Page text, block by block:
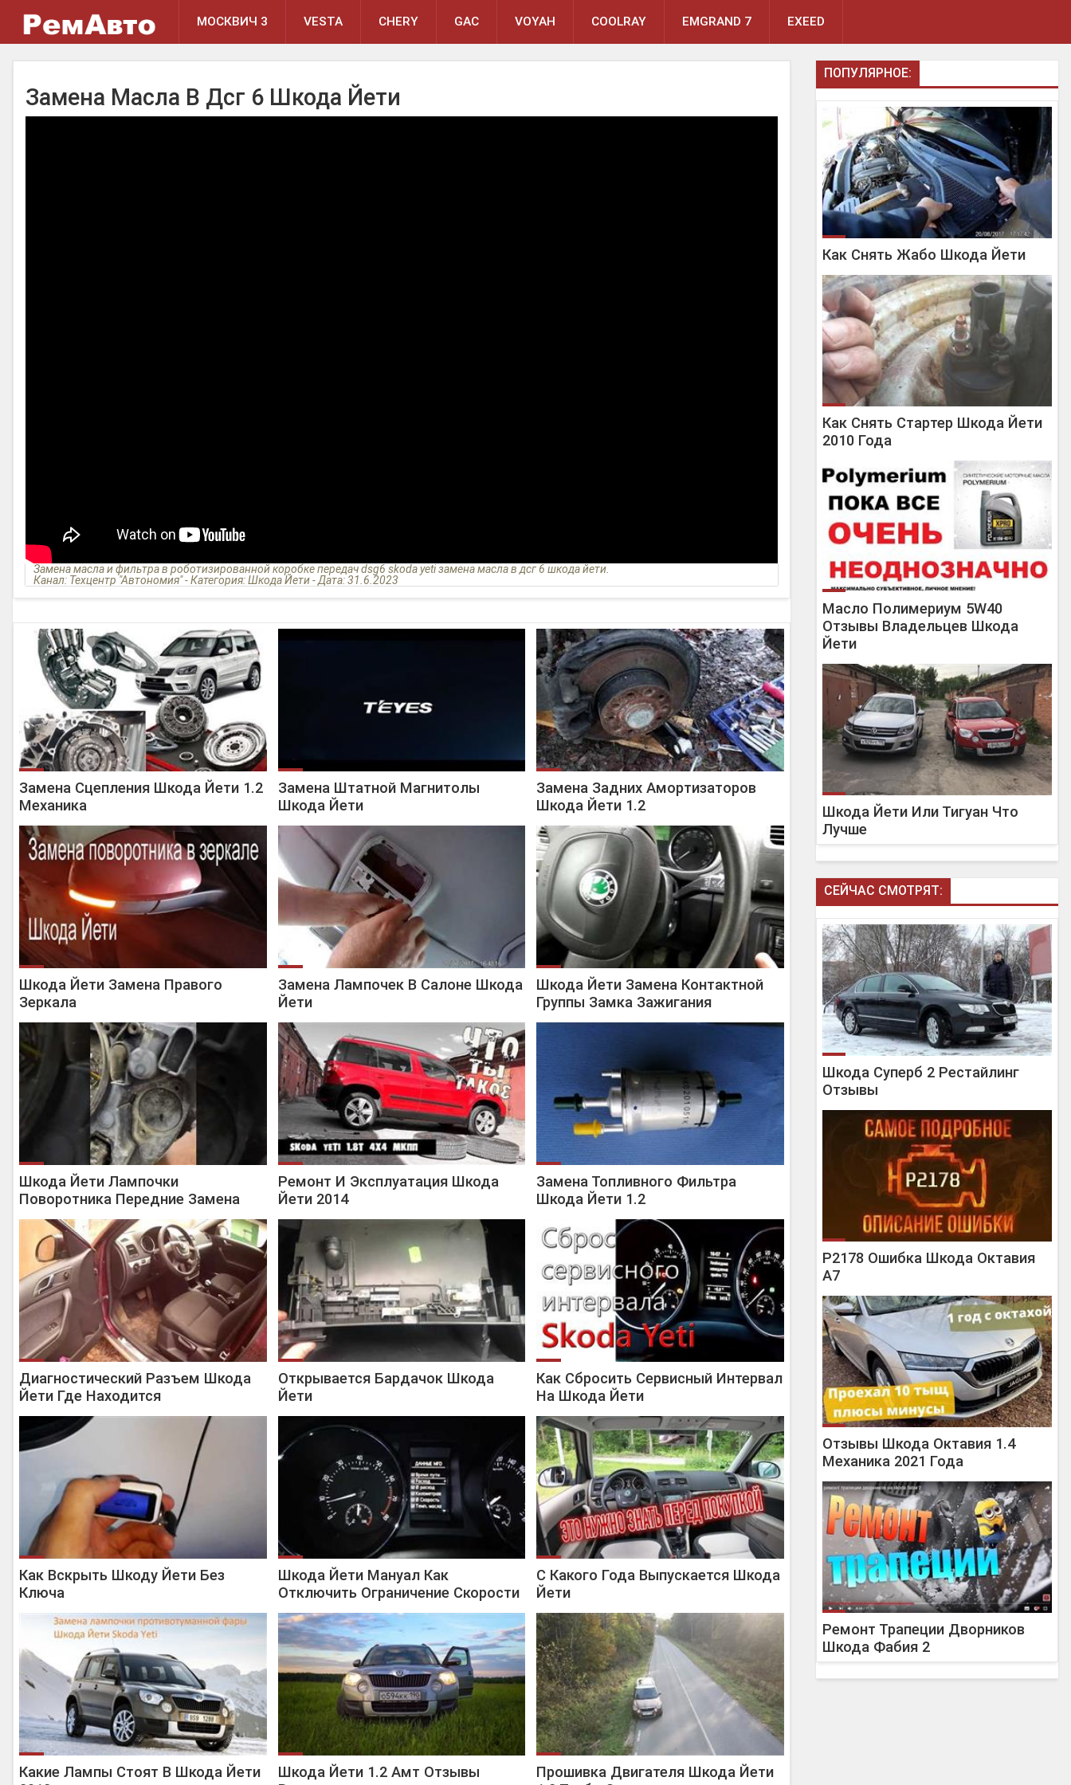
МОСКВИЧ 3 VESTA CHERY GAC VOYAH COOLRAY EMGRAND 7 EXEED
Замена Масла В Дсг 6 Шкода Йети
Замена масла и фильтра в роботизированной коробке передач dsg6 skoda yeti замена масла в дсг 6 шкода йети.
Канал: Техцентр "Автономия" - Категория: Шкода Йети - Дата: 31.6.2023
Замена Сцепления Шкода Йети 1.2
Механика
Замена Штатной Магнитолы
Шкода Йети
Замена Задних Амортизаторов
Шкода Йети 1.2
Шкода Йети Замена Правого
Зеркала
Замена Лампочек В Салоне Шкода
Йети
Шкода Йети Замена Контактной
Группы Замка Зажигания
Шкода Йети Лампочки
Поворотника Передние Замена
Ремонт И Эксплуатация Шкода
Йети 2014
Замена Топливного Фильтра
Шкода Йети 1.2
Диагностический Разъем Шкода
Йети Где Находится
Открывается Бардачок Шкода
Йети
Как Сбросить Сервисный Интервал
На Шкода Йети
Как Вскрыть Шкоду Йети Без
Ключа
Шкода Йети Мануал Как
Отключить Ограничение Скорости
С Какого Года Выпускается Шкода
Йети
Какие Лампы Стоят В Шкода Йети
Шкода Йети 1.2 Амт Отзывы
Прошивка Двигателя Шкода Йети
ПОПУЛЯРНОЕ:
Как Снять Жабо Шкода Йети
Как Снять Стартер Шкода Йети
2010 Года
Масло Полимериум 5W40
Отзывы Владельцев Шкода
Йети
Шкода Йети Или Тигуан Что
Лучше
СЕЙЧАС СМОТРЯТ:
Шкода Суперб 2 Рестайлинг
Отзывы
P2178 Ошибка Шкода Октавия
А7
Отзывы Шкода Октавия 1.4
Механика 2021 Года
Ремонт Трапеции Дворников
Шкода Фабия 2